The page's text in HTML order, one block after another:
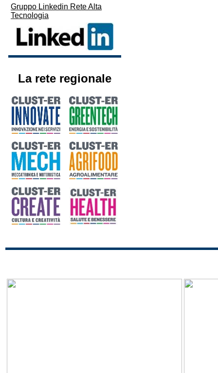
Gruppo Linkedin Rete Alta
Tecnologia
La rete regionale